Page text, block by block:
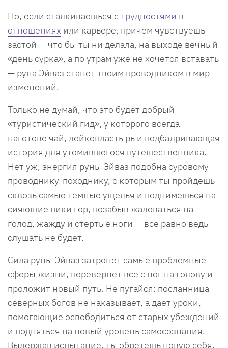
Но, если сталкиваешься с трудностями в
отношениях или карьере, причем чувствуешь
застой — что бы ты ни делала, на выходе вечный
«день сурка», а по утрам уже не хочется вставать
— руна Эйваз станет твоим проводником в мир
изменений.
Только не думай, что это будет добрый
«туристический гид», у которого всегда
наготове чай, лейкопластырь и подбадривающая
история для утомившегося путешественника.
Нет уж, энергия руны Эйваз подобна суровому
проводнику-походнику, с которым ты пройдешь
сквозь самые темные ущелья и поднимешься на
сияющие пики гор, позабыв жаловаться на
голод, жажду и стертые ноги — все равно ведь
слушать не будет.
Сила руны Эйваз затронет самые проблемные
сферы жизни, перевернет все с ног на голову и
проложит новый путь. Не пугайся: посланница
северных богов не наказывает, а дает уроки,
помогающие освободиться от старых убеждений
и подняться на новый уровень самосознания.
Выдержав испытание, ты обретешь новую себя.